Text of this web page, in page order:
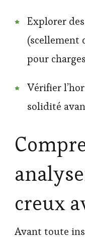
Explorer
(scellement
pour
Vérifier
solidité
creux
Avant toute